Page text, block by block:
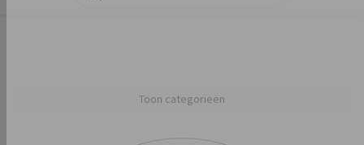
Toon categorieën